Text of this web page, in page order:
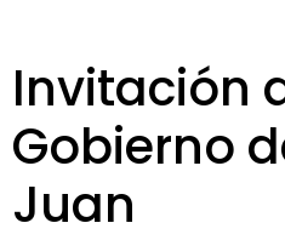
Invitación
Gobierno
Juan